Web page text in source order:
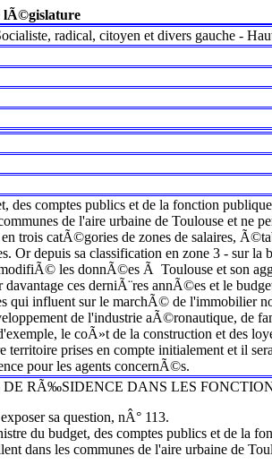
lÃ©gislature
radical, citoyen et divers gauche -
comptes publics et de la fonction
de l'aire urbaine de Toulouse et ne
trois catÃ©gories de zones de salaires,
Or depuis sa classification en zone 3 - sur la
les donnÃ©es Ã Toulouse et son
ces derniÃ¨res annÃ©es et le
qui influent sur le marchÃ© de l'immobilier
de l'industrie aÃ©ronautique, de
le coÃ»t de la construction et des
territoire prises en compte initialement et il
pour les agents concernÃ©s.
RÃ‰SIDENCE DANS LES
sa question, nÂ° 113.
du budget, des comptes publics et de la
dans les communes de l'aire urbaine de